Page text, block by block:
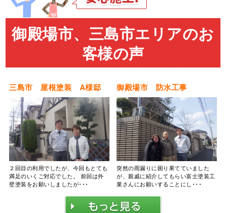
御殿場市、三島市エリアのお
客様の声
三島市 屋根塗装 A様邸
２回目の利用でしたが、今回もとても
満足のいくご対応でした。 前回は外
壁塗装をお願いしましたが･･･
御殿場市 防水工事
突然の雨漏りに困り果てていました
が、親戚に紹介してもらい富士塗装工
業さんにお願いすることにし･･･